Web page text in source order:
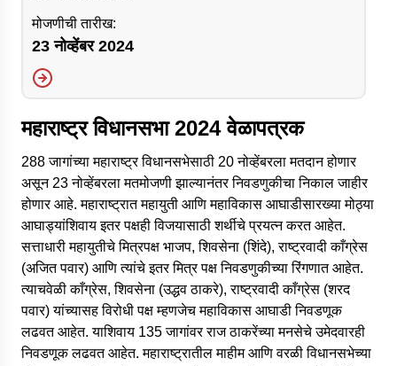
मोजणीची तारीख:
23 नोव्हेंबर 2024
महाराष्ट्र विधानसभा 2024 वेळापत्रक
288 जागांच्या महाराष्ट्र विधानसभेसाठी 20 नोव्हेंबरला मतदान होणार
असून 23 नोव्हेंबरला मतमोजणी झाल्यानंतर निवडणुकीचा निकाल जाहीर
होणार आहे. महाराष्ट्रात महायुती आणि महाविकास आघाडीसारख्या मोठ्या
आघाड्यांशिवाय इतर पक्षही विजयासाठी शर्थीचे प्रयत्न करत आहेत.
सत्ताधारी महायुतीचे मित्रपक्ष भाजप, शिवसेना (शिंदे), राष्ट्रवादी काँग्रेस
(अजित पवार) आणि त्यांचे इतर मित्र पक्ष निवडणुकीच्या रिंगणात आहेत.
त्याचवेळी काँग्रेस, शिवसेना (उद्धव ठाकरे), राष्ट्रवादी काँग्रेस (शरद
पवार) यांच्यासह विरोधी पक्ष म्हणजेच महाविकास आघाडी निवडणूक
लढवत आहेत. याशिवाय 135 जागांवर राज ठाकरेंच्या मनसेचे उमेदवारही
निवडणूक लढवत आहेत. महाराष्ट्रातील माहीम आणि वरळी विधानसभेच्या